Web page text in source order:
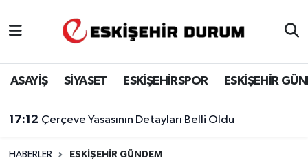
ASAYİŞ SİYASET ESKİŞEHİRSPOR ESKİŞEHİR
17:12 Çerçeve Yasasının Detayları Belli Oldu
HABERLER ESKIŞEHIR GÜNDEM
Eskişehir Hava Durumu
Eskişehir Namaz Vakitleri
Eskişehir Trafik Yoğunluk Haritası